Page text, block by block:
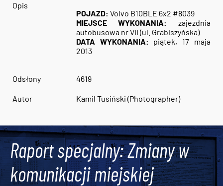
Opis
POJAZD: Volvo B10BLE 6x2 #8039
MIEJSCE WYKONANIA:
zajezdnia
autobusowa nr VII (ul. Grabiszyńska)
DATA WYKONANIA: piątek, 17 maja
2013
Odsłony 4619
Autor Kamil Tusiński (Photographer)
Raport specjalny: Zmiany w
komunikacji miejskiej